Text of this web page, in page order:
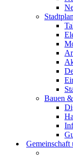
Bauen
Gemeinschaft